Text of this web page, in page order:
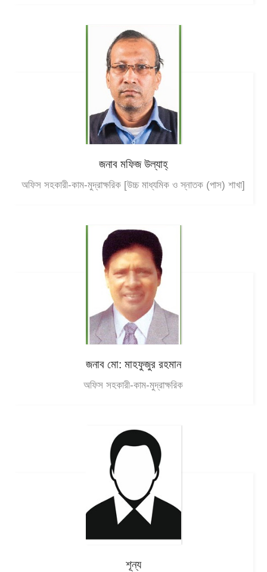
জনাব মফিজ উল্যাহ্
অফিস সহকারী-কাম-মুদ্রাক্ষরিক [উচ্চ মাধ্যমিক ও স্নাতক (পাস) শাখা]
জনাব মো: মাহফুজুর রহমান
অফিস সহকারী-কাম-মুদ্রাক্ষরিক
শূন্য